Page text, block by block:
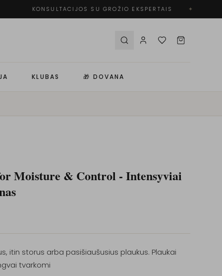
KONSULTACIJOS SU GROŽIO EKSPERTAIS
KLUBAS 🎁 DOVANA
Moisture & Control - Intensyviai
itin storus arba pasišiaušusius plaukus. Plaukai
tvarkomi